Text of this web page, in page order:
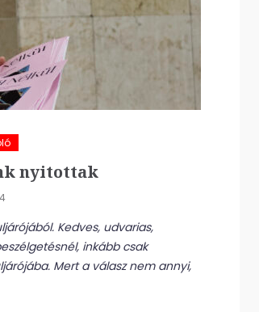
nyitottak
Kedves, udvarias,
inkább csak
Mert a válasz nem annyi,